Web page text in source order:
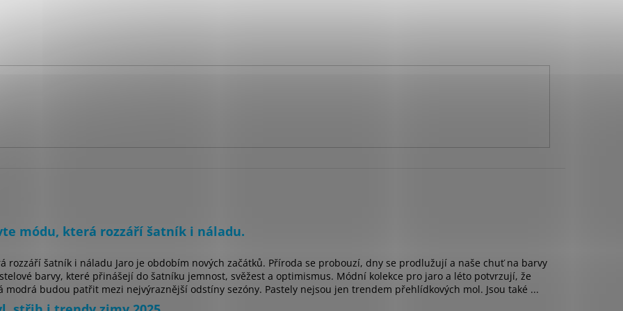
módu, která rozzáří šatník i náladu.
rozzáří šatník i náladu Jaro je obdobím nových začátků. Příroda se probouzí, dny se prodlužují a naše chuť na barvy
barvy, které přinášejí do šatníku jemnost, svěžest a optimismus. Módní kolekce pro jaro a léto potvrzují, že
budou patřit mezi nejvýraznější odstíny sezóny. Pastely nejsou jen trendem přehlídkových mol. Jsou také ...